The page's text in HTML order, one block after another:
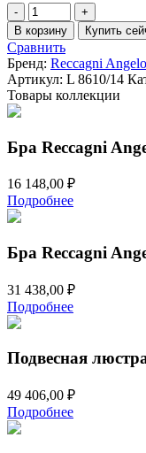
Количество
товара
Подвесной
светильник
Reccagni
Angelo
L
В корзину Купить
Сравнить
Бренд: Reccagni Angelo
Артикул: L 8610/14
Товары коллекции
Бра Reccagni
16 148,00 ₽
Подробнее
Бра Reccagni
31 438,00 ₽
Подробнее
Подвесная
49 406,00 ₽
Подробнее